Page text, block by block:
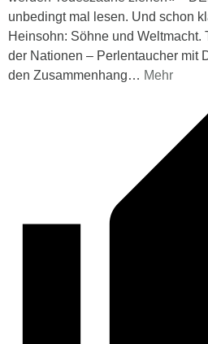
unbedingt mal lesen. Und schon
Heinsohn: Söhne und Weltmacht.
der Nationen – Perlentaucher mit
den Zusammenhang… Mehr